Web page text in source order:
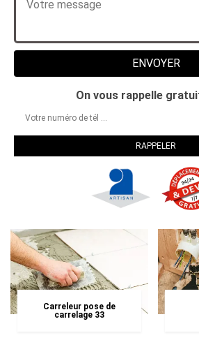
On vous rappelle
Carreleur pose de
carrelage 33